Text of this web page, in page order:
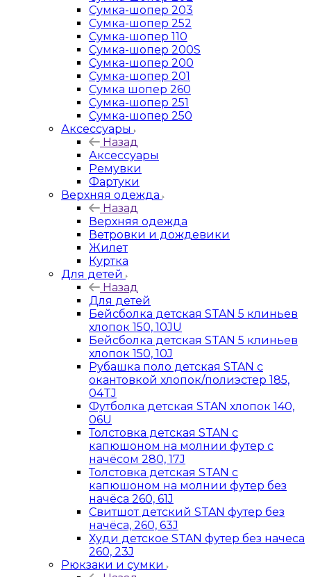
Сумка-шопер 203
Сумка-шопер 252
Сумка-шопер 110
Сумка-шопер 200S
Сумка-шопер 200
Сумка-шопер 201
Сумка шопер 260
Сумка-шопер 251
Сумка-шопер 250
Аксессуары
Назад
Аксессуары
Ремувки
Фартуки
Верхняя одежда
Назад
Верхняя одежда
Ветровки и дождевики
Жилет
Куртка
Для детей
Назад
Для детей
Бейсболка детская STAN 5 клиньев
хлопок 150, 10JU
Бейсболка детская STAN 5 клиньев
хлопок 150, 10J
Рубашка поло детская STAN с
окантовкой хлопок/полиэстер 185,
04TJ
Футболка детская STAN хлопок 140,
06U
Толстовка детская STAN с
капюшоном на молнии футер с
начёсом 280, 17J
Толстовка детская STAN с
капюшоном на молнии футер без
начёса 260, 61J
Свитшот детский STAN футер без
начёса, 260, 63J
Худи детское STAN футер без начеса
260, 23J
Рюкзаки и сумки